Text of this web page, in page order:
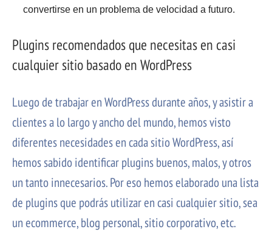
convertirse en un problema de velocidad a futuro.
Plugins recomendados que necesitas en casi
cualquier sitio basado en WordPress
Luego de trabajar en WordPress durante años, y asistir a
clientes a lo largo y ancho del mundo, hemos visto
diferentes necesidades en cada sitio WordPress, así
hemos sabido identificar plugins buenos, malos, y otros
un tanto innecesarios. Por eso hemos elaborado una lista
de plugins que podrás utilizar en casi cualquier sitio, sea
un ecommerce, blog personal, sitio corporativo, etc.